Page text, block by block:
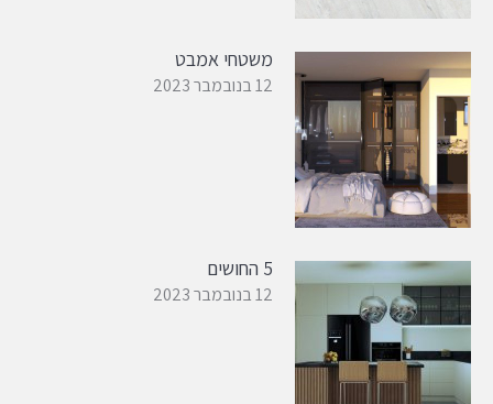
משטחי אמבט
12 בנובמבר 2023
5 החושים
12 בנובמבר 2023